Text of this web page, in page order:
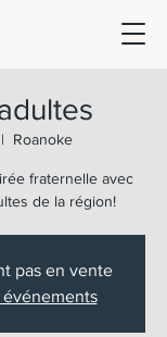
Roanoke
fraternelle avec
de la région!
pas en vente